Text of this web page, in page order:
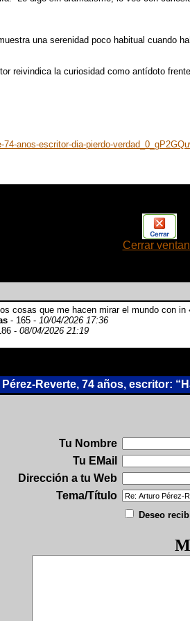
una serenidad poco habitual cuando
reivindica la curiosidad como antídoto
anos-escritor-dia-pierdo-
Cerrar
cosas que me hacen mirar el mundo con in
- 165 - 10/04/2026 17:36
- 08/04/2026 21:19
Reverte, 74 años, escritor:
Tu Nombre
Tu EMail
Dirección a tu Web
Tema/Título
Deseo